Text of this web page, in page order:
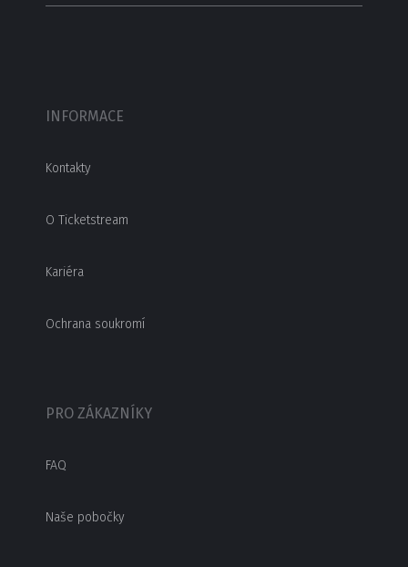
INFORMACE
Kontakty
O Ticketstream
Kariéra
Ochrana soukromí
PRO ZÁKAZNÍKY
FAQ
Naše pobočky